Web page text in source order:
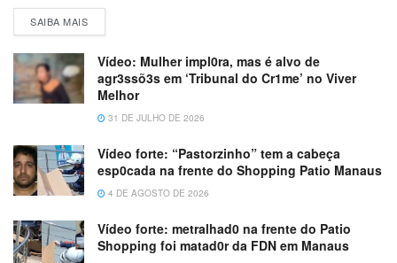
SAIBA MAIS
Vídeo: Mulher impl0ra, mas é alvo de
agr3ssõ3s em ‘Tribunal do Cr1me’ no Viver
Melhor
31 DE JULHO DE 2026
Vídeo forte: “Pastorzinho” tem a cabeça
esp0cada na frente do Shopping Patio Manaus
4 DE AGOSTO DE 2026
Vídeo forte: metralhad0 na frente do Patio
Shopping foi matad0r da FDN em Manaus